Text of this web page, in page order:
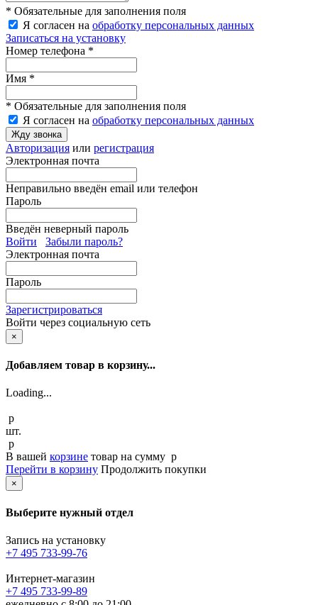
* Обязательные для заполнения поля
Я согласен на обработку персональных данных
Записаться на установку
Номер телефона *
Имя *
* Обязательные для заполнения поля
Я согласен на обработку персональных данных
Жду звонка
Авторизация или регистрация
Электронная почта
Неправильно введён email или телефон
Пароль
Введён неверный пароль
Войти
Забыли пароль?
Электронная почта
Пароль
Зарегистрироваться
Войти через социальную сеть
×
Добавляем товар в корзину...
Loading...
p
шт.
p
В вашей корзине товар на сумму p
Перейти в корзину Продолжить покупки
×
Выберите нужный отдел
Запись на установку
+7 495 733-99-76
Интернет-магазин
+7 495 733-99-89